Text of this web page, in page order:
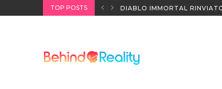
TOP POSTS
SONY DIABLO IMMORTAL